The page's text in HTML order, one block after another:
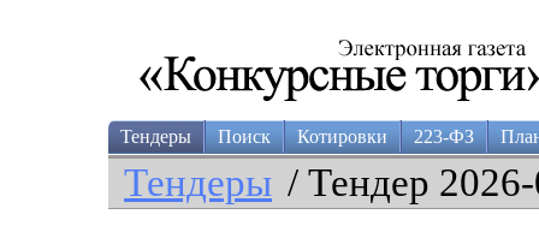
Тендеры Поиск Котировки 223-ФЗ
Тендеры / Тендер